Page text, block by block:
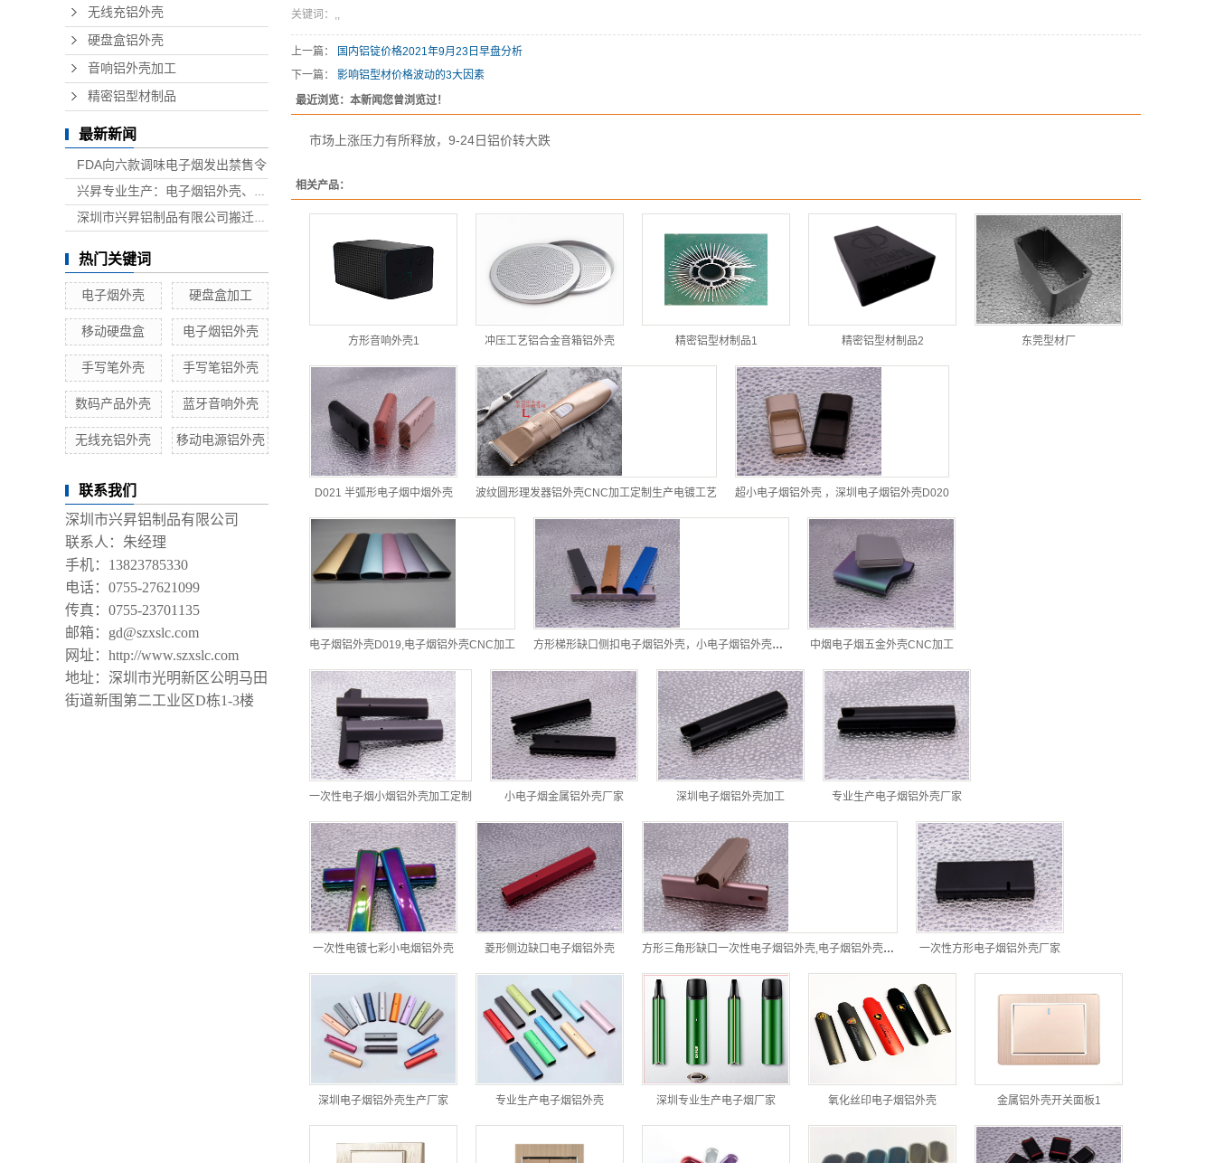
无线充铝外壳
硬盘盒铝外壳
音响铝外壳加工
精密铝型材制品
最新新闻
FDA向六款调味电子烟发出禁售令
兴昇专业生产：电子烟铝外壳、电子烟外壳、HUB铝外壳、移动电源外壳、无线充铝外壳等铝制品外壳
深圳市兴昇铝制品有限公司搬迁联络函
热门关键词
电子烟外壳 硬盘盒加工
移动硬盘盒 电子烟铝外壳
手写笔外壳 手写笔铝外壳
数码产品外壳 蓝牙音响外壳
无线充铝外壳 移动电源铝外壳
联系我们
深圳市兴昇铝制品有限公司
联系人：朱经理
手机：13823785330
电话：0755-27621099
传真：0755-23701135
邮箱：gd@szxslc.com
网址：http://www.szxslc.com
地址：深圳市光明新区公明马田
街道新围第二工业区D栋1-3楼
关键词： ,,
上一篇：
国内铝锭价格2021年9月23日早盘分析
下一篇： 影响铝型材价格波动的3大因素
最近浏览：本新闻您曾浏览过！
市场上涨压力有所释放，9-24日铝价转大跌
相关产品：
方形音响外壳1 冲压工艺铝合金音箱铝外壳 精密铝型材制品1 精密铝型材制品2 东莞型材厂
D021 半弧形电子烟中烟外壳 波纹圆形理发器铝外壳CNC加工定制生产电镀工艺 超小电子烟铝外壳 ，深圳电子烟铝外壳D020
电子烟铝外壳D019,电子烟铝外壳CNC加工 方形梯形缺口侧扣电子烟铝外壳，小电子烟铝外壳CNC加工 中烟电子烟五金外壳CNC加工
一次性电子烟小烟铝外壳加工定制 小电子烟金属铝外壳厂家 深圳电子烟铝外壳加工 专业生产电子烟铝外壳厂家
一次性电镀七彩小电烟铝外壳 菱形侧边缺口电子烟铝外壳 方形三角形缺口一次性电子烟铝外壳,电子烟铝外壳厂家 一次性方形电子烟铝外壳厂家
深圳电子烟铝外壳生产厂家 专业生产电子烟铝外壳 深圳专业生产电子烟厂家 氧化丝印电子烟铝外壳 金属铝外壳开关面板1